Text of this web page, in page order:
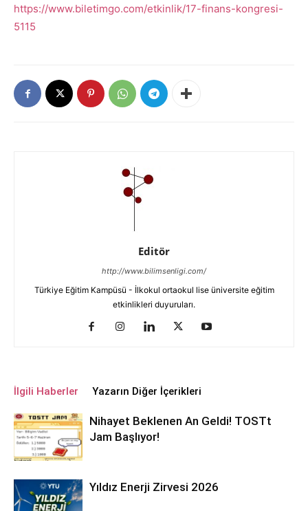
https://www.biletimgo.com/etkinlik/17-finans-kongresi-
5115
Editör
http://www.bilimsenligi.com/
Türkiye Eğitim Kampüsü - İlkokul ortaokul lise üniversite eğitim
etkinlikleri duyuruları.
İlgili Haberler Yazarın Diğer İçerikleri
Nihayet Beklenen An Geldi! TOSTt
Jam Başlıyor!
Yıldız Enerji Zirvesi 2026